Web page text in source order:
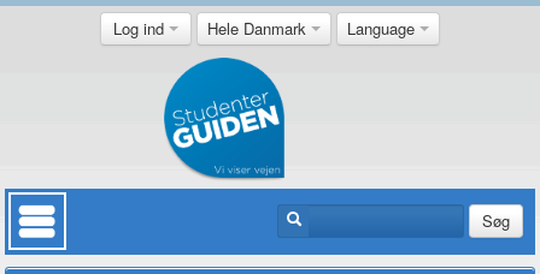
Log ind Hele Danmark Language
Søg